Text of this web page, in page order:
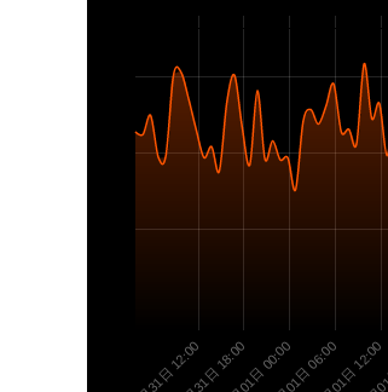
7月31日 12:007月31日 18:008月01日 00:008月01日 06:008月01日 12:00
8